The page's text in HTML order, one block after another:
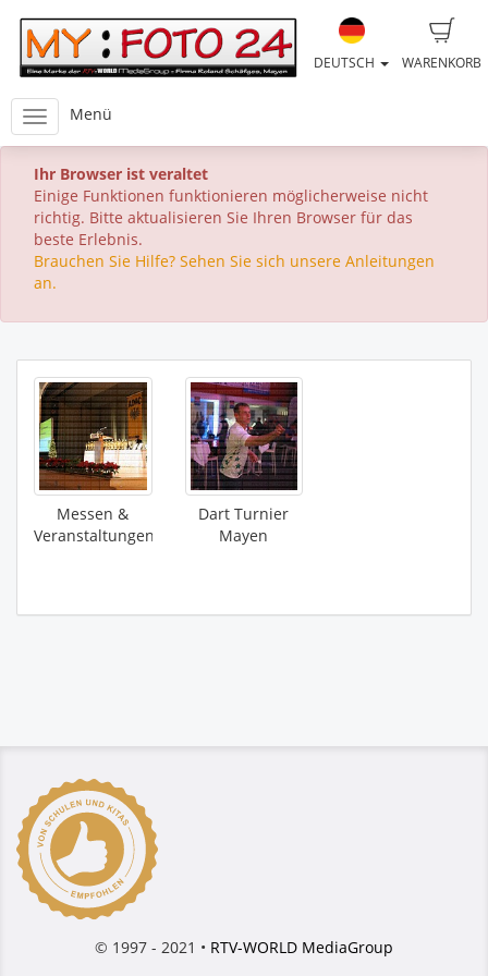
WARENKORB
DEUTSCH
Menü
Ihr Browser ist veraltet
Einige Funktionen funktionieren möglicherweise nicht
richtig. Bitte aktualisieren Sie Ihren Browser für das
beste Erlebnis.
Brauchen Sie Hilfe? Sehen Sie sich unsere Anleitungen
an.
Messen &
Veranstaltungen
Dart Turnier
Mayen
© 1997 - 2021 • RTV-WORLD MediaGroup